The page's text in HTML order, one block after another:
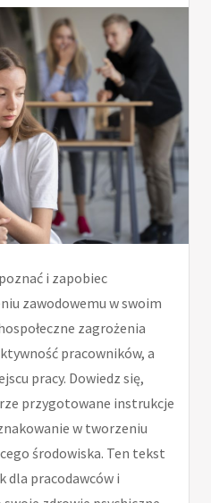
i zapobiec
zawodowemu w swoim
zagrożenia
pracowników, a
pracy. Dowiedz się,
przygotowane instrukcje
w tworzeniu
środowiska. Ten tekst
dla pracodawców i